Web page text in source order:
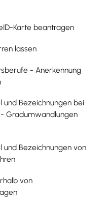
Karte beantragen
lassen
- Anerkennung
Bezeichnungen bei
Gradumwandlungen
Bezeichnungen von
von